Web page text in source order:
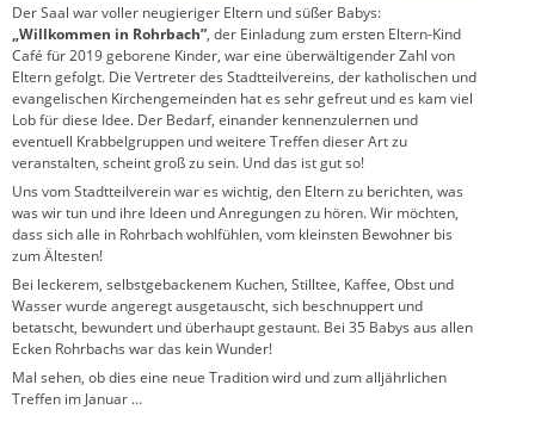
Der Saal war voller neugieriger Eltern und süßer Babys:
„Willkommen in Rohrbach”, der Einladung zum ersten Eltern-Kind
Café für 2019 geborene Kinder, war eine überwältigender Zahl von
Eltern gefolgt. Die Vertreter des Stadtteilvereins, der katholischen und
evangelischen Kirchengemeinden hat es sehr gefreut und es kam viel
Lob für diese Idee. Der Bedarf, einander kennenzulernen und
eventuell Krabbelgruppen und weitere Treffen dieser Art zu
veranstalten, scheint groß zu sein. Und das ist gut so!
Uns vom Stadtteilverein war es wichtig, den Eltern zu berichten, was
was wir tun und ihre Ideen und Anregungen zu hören. Wir möchten,
dass sich alle in Rohrbach wohlfühlen, vom kleinsten Bewohner bis
zum Ältesten!
Bei leckerem, selbstgebackenem Kuchen, Stilltee, Kaffee, Obst und
Wasser wurde angeregt ausgetauscht, sich beschnuppert und
betatscht, bewundert und überhaupt gestaunt. Bei 35 Babys aus allen
Ecken Rohrbachs war das kein Wunder!
Mal sehen, ob dies eine neue Tradition wird und zum alljährlichen
Treffen im Januar …